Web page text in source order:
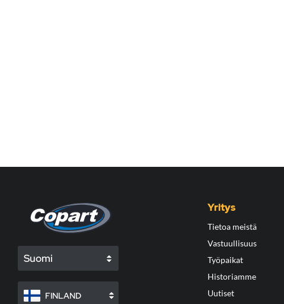
Suomi
FINLAND
Yritys
Tietoa meistä
Vastuullisuus
Työpaikat
Historiamme
Uutiset